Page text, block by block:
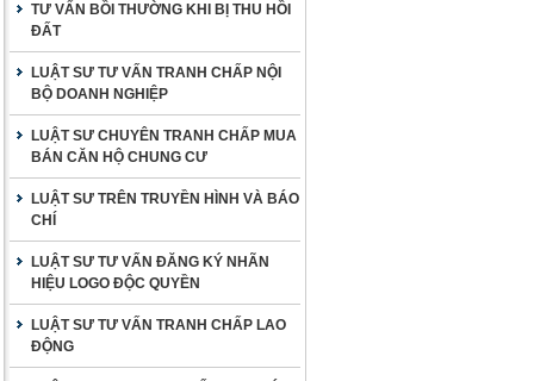
TƯ VẤN BỒI THƯỜNG KHI BỊ THU HỒI
ĐẤT
LUẬT SƯ TƯ VẤN TRANH CHẤP NỘI
BỘ DOANH NGHIỆP
LUẬT SƯ CHUYÊN TRANH CHẤP MUA
BÁN CĂN HỘ CHUNG CƯ
LUẬT SƯ TRÊN TRUYỀN HÌNH VÀ BÁO
CHÍ
LUẬT SƯ TƯ VẤN ĐĂNG KÝ NHÃN
HIỆU LOGO ĐỘC QUYỀN
LUẬT SƯ TƯ VẤN TRANH CHẤP LAO
ĐỘNG